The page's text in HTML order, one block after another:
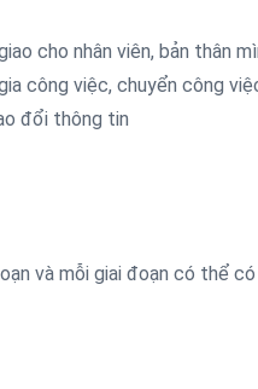
cho nhân viên, bản thân
công việc, chuyển công
đổi thông tin
và mỗi giai đoạn có thể